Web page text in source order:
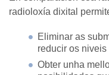
radioloxía dixital
Eliminar as
reducir os
Obter unha